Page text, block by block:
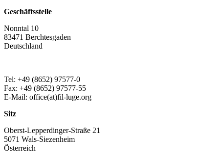
Geschäftsstelle
Nonntal 10
83471 Berchtesgaden
Deutschland
Tel: +49 (8652) 97577-0
Fax: +49 (8652) 97577-55
E-Mail: office(at)fil-luge.org
Sitz
Oberst-Lepperdinger-Straße 21
5071 Wals-Siezenheim
Österreich